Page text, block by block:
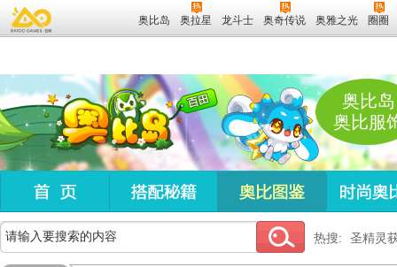
奥比岛 奥拉星 龙斗士 奥奇传说 奥雅之光 圈圈
奥比岛
奥比服
热搜: 圣精灵